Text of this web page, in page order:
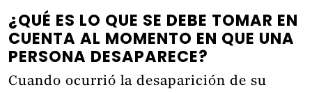
¿QUÉ ES LO QUE SE DEBE TOMAR EN
CUENTA AL MOMENTO EN QUE UNA
PERSONA DESAPARECE?
Cuando ocurrió la desaparición de su